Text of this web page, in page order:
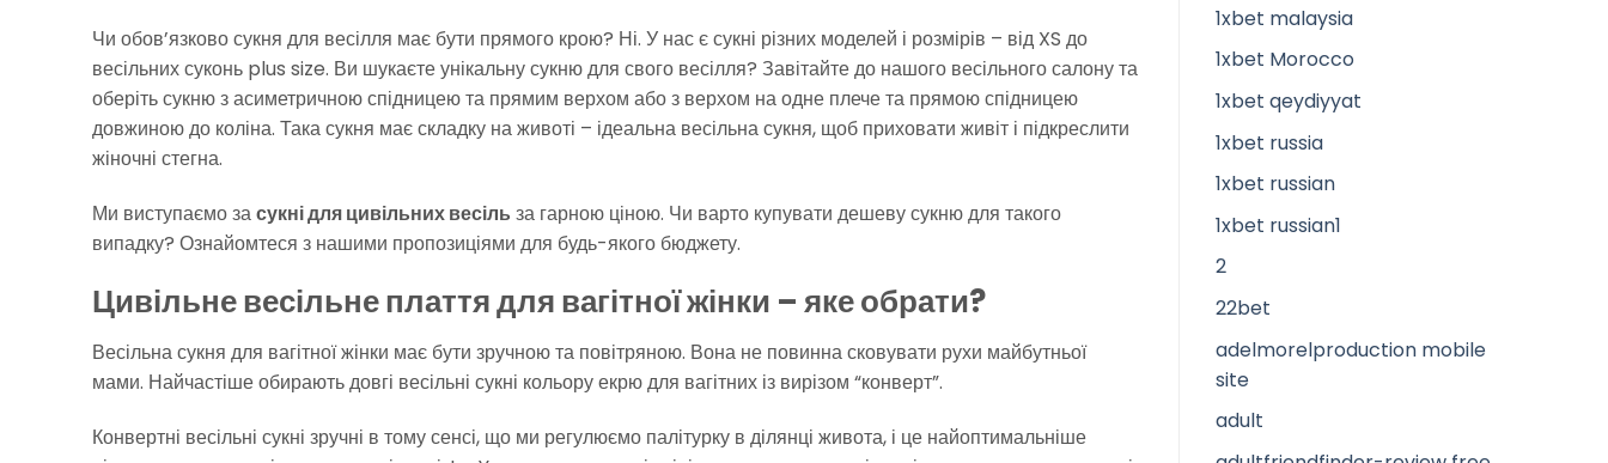
Чи обов’язково сукня для весілля має бути прямого крою? Ні. У нас є сукні різних моделей і розмірів – від XS до
весільних суконь plus size. Ви шукаєте унікальну сукню для свого весілля? Завітайте до нашого весільного салону та
оберіть сукню з асиметричною спідницею та прямим верхом або з верхом на одне плече та прямою спідницею
довжиною до коліна. Така сукня має складку на животі – ідеальна весільна сукня, щоб приховати живіт і підкреслити
жіночні стегна.
Ми виступаємо засукні для цивільних весіль за гарною ціною. Чи варто купувати дешеву сукню для такого
випадку? Ознайомтеся з нашими пропозиціями для будь-якого бюджету.
Цивільне весільне плаття для вагітної жінки – яке обрати?
Весільна сукня для вагітної жінки має бути зручною та повітряною. Вона не повинна сковувати рухи майбутньої
мами. Найчастіше обирають довгі весільні сукні кольору екрю для вагітних із вирізом “конверт”.
Конвертні весільні сукні зручні в тому сенсі, що ми регулюємо палітурку в ділянці живота, і це найоптимальніше
1xbet malaysia
1xbet Morocco
1xbet qeydiyyat
1xbet russia
1xbet russian
1xbet russian1
2
22bet
adelmorelproduction mobile
site
adult